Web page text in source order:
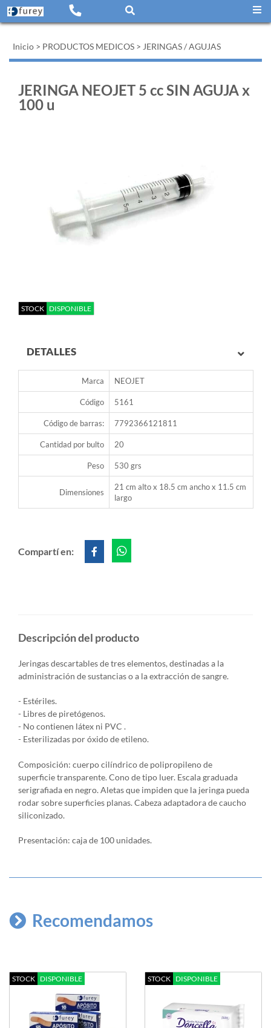
Inicio > PRODUCTOS MEDICOS > JERINGAS / AGUJAS
JERINGA NEOJET 5 cc SIN AGUJA x
100 u
STOCK DISPONIBLE
DETALLES
Marca NEOJET
Código 5161
Código de barras: 7792366121811
Cantidad por bulto 20
Peso 530 grs
Dimensiones
21 cm alto x 18.5 cm ancho x 11.5 cm
largo
Compartí en:
Descripción del producto
Jeringas descartables de tres elementos, destinadas a la
administración de sustancias o a la extracción de sangre.
- Estériles.
- Libres de piretógenos.
- No contienen látex ni PVC .
- Esterilizadas por óxido de etileno.
Composición: cuerpo cilíndrico de polipropileno de
superficie transparente. Cono de tipo luer. Escala graduada
serigrafiada en negro. Aletas que impiden que la jeringa pueda
rodar sobre superficies planas. Cabeza adaptadora de caucho
siliconizado.
Presentación: caja de 100 unidades.
Recomendamos
STOCK DISPONIBLE STOCK DISPONIBLE